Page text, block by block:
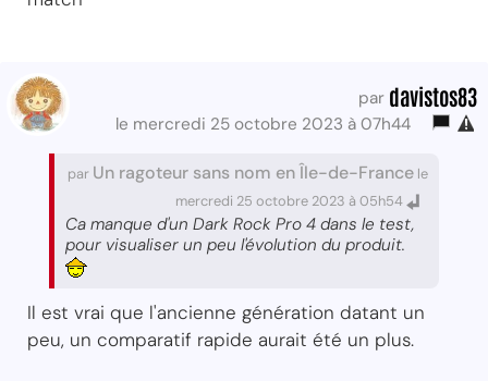
par davistos83
le mercredi 25 octobre 2023 à 07h44
par Un ragoteur sans nom en Île-de-France le
mercredi 25 octobre 2023 à 05h54
Ca manque d'un Dark Rock Pro 4 dans le test,
pour visualiser un peu l'évolution du produit.
Il est vrai que l'ancienne génération datant un
peu, un comparatif rapide aurait été un plus.